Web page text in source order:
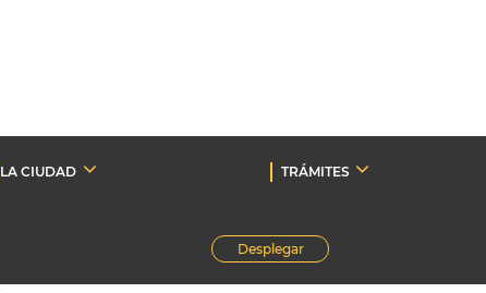
LA CIUDAD TRÁMITES
Desplegar